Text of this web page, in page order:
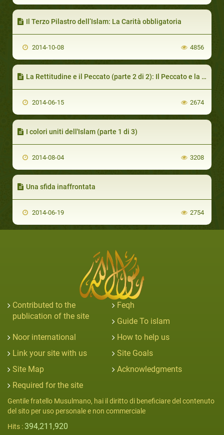
Il Terzo Pilastro dell’Islam: La Carità obbligatoria
2014-10-08 4856
La Rettitudine e il Peccato (parte 2 di 2): Il Peccato e la Coscienza Umana
2014-06-15 2674
I colori uniti dell'Islam (parte 1 di 3)
2014-08-04 3208
Una sfida inaffrontata
2014-06-19 2754
Contributed to the
publication of the site
Feqh
Guide To islam
Noor international
How to help us
Link your site with us
Site Goals
Site Map
Acknowledgments
Required for the site
Gentile fratello Musulmano, hai il diritto di beneficiare del contenuto
del sito per uso personale e non commerciale
Hits : 394,211,920